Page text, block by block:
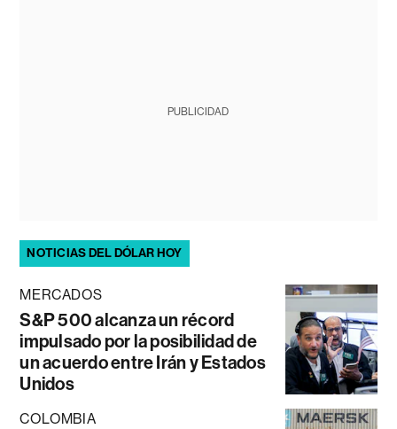
PUBLICIDAD
NOTICIAS DEL DÓLAR HOY
MERCADOS
S&P 500 alcanza un récord
impulsado por la posibilidad de
un acuerdo entre Irán y Estados
Unidos
COLOMBIA